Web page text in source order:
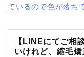
ているので色が落ち
【LINEにてご相
いけれど、縮毛